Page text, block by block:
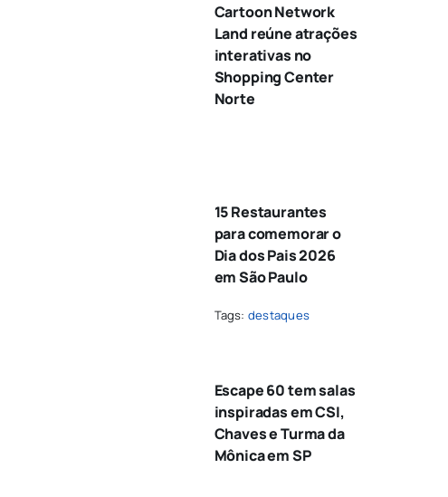
Cartoon Network
Land reúne atrações
interativas no
Shopping Center
Norte
15 Restaurantes
para comemorar o
Dia dos Pais 2026
em São Paulo
Tags: destaques
Escape 60 tem salas
inspiradas em CSI,
Chaves e Turma da
Mônica em SP